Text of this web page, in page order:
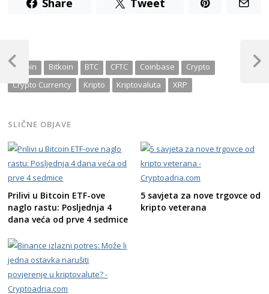
Share Tweet
Bitcoin Bitkoin BTC CFTC Coinbase
Crypto
Crypto Currency
Kripto Kriptovaluta XRP
SLIČNE OBJAVE
Prilivi u Bitcoin ETF-ove
naglo rastu: Posljednja 4
dana veća od prve 4 sedmice
5 savjeta za nove trgovce od
kripto veterana
Post
navigation
Previous
Next